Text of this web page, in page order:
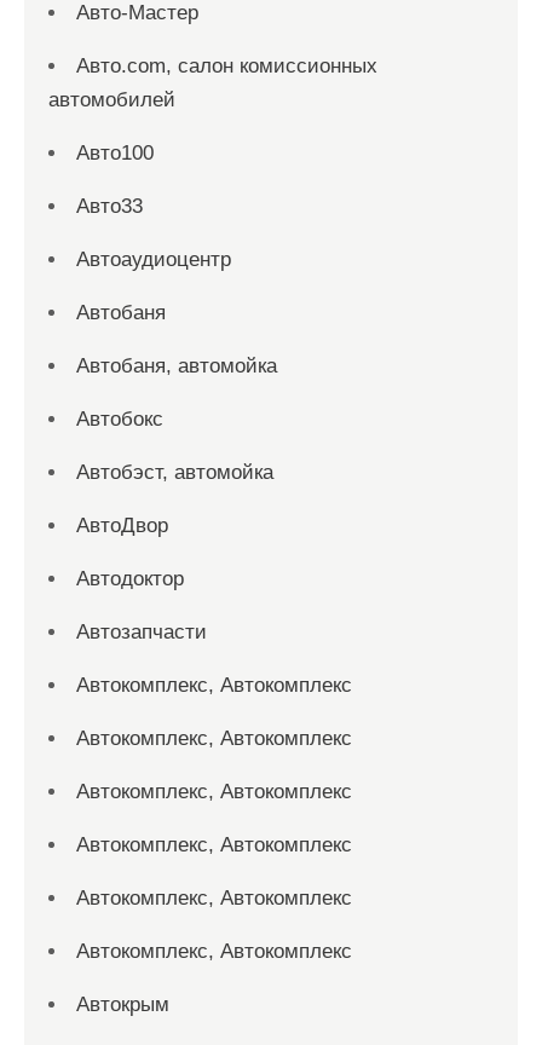
Авто-Мастер
Авто.com, салон комиссионных
автомобилей
Авто100
Авто33
Автоаудиоцентр
Автобаня
Автобаня, автомойка
Автобокс
Автобэст, автомойка
АвтоДвор
Автодоктор
Автозапчасти
Автокомплекс, Автокомплекс
Автокомплекс, Автокомплекс
Автокомплекс, Автокомплекс
Автокомплекс, Автокомплекс
Автокомплекс, Автокомплекс
Автокомплекс, Автокомплекс
Автокрым